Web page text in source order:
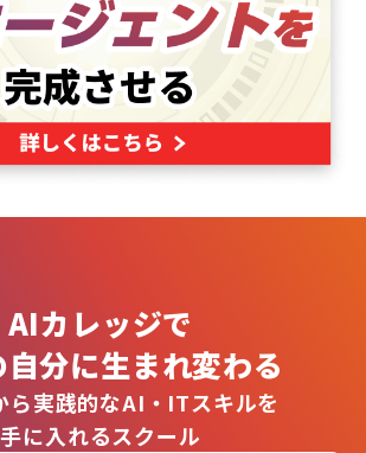
AIカレッジで
分に生まれ変わる
ら実践的なAI・ITスキルを
手に入れるスクール